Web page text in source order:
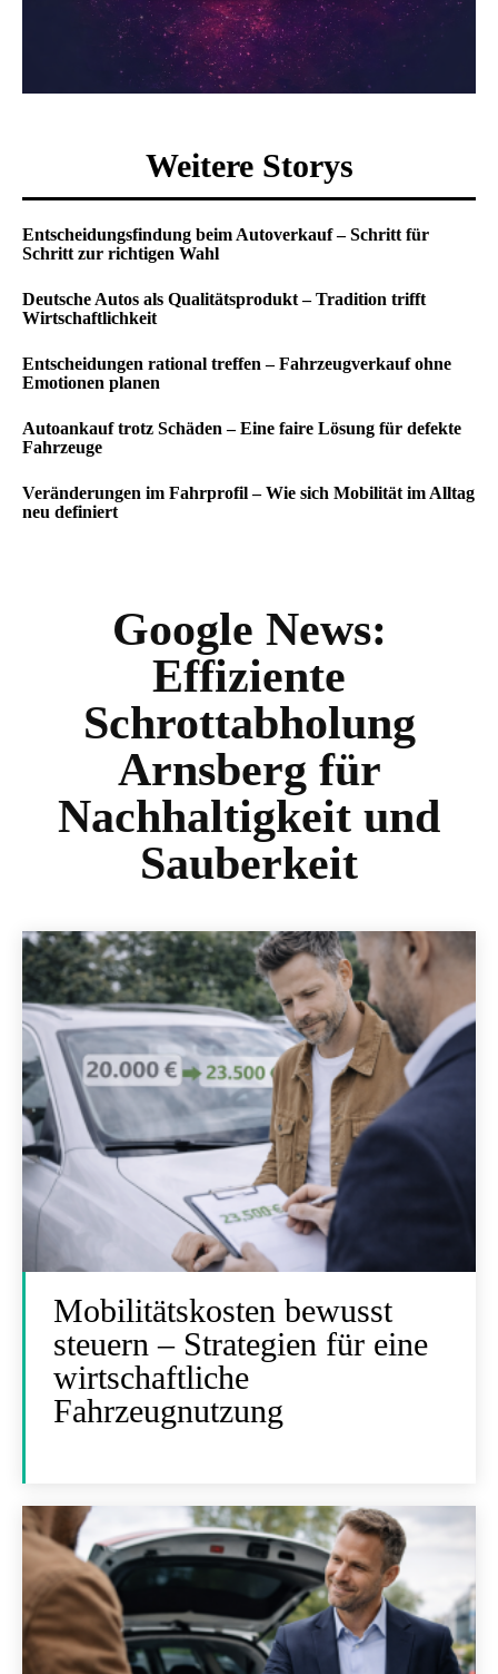
Weitere Storys
Entscheidungsfindung beim Autoverkauf – Schritt für
Schritt zur richtigen Wahl
Deutsche Autos als Qualitätsprodukt – Tradition trifft
Wirtschaftlichkeit
Entscheidungen rational treffen – Fahrzeugverkauf ohne
Emotionen planen
Autoankauf trotz Schäden – Eine faire Lösung für defekte
Fahrzeuge
Veränderungen im Fahrprofil – Wie sich Mobilität im Alltag
neu definiert
Google News:
Effiziente
Schrottabholung
Arnsberg für
Nachhaltigkeit und
Sauberkeit
Mobilitätskosten bewusst
steuern – Strategien für eine
wirtschaftliche
Fahrzeugnutzung